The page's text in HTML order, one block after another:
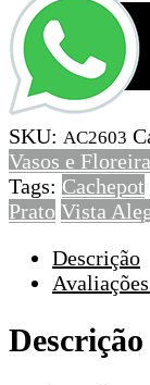
Cachepot
hexagonal
com
base,
porcelana
Vista
Alegre,
Decoração
Imari
SKU: AC2603
Vasos e
Tags: Cachepot
Prato Vista
Descrição
Descrição